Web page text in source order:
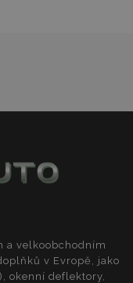
a velkoobchodním
v Evropě, jako
okenní deflektory,
soubory
základní
nelze bez